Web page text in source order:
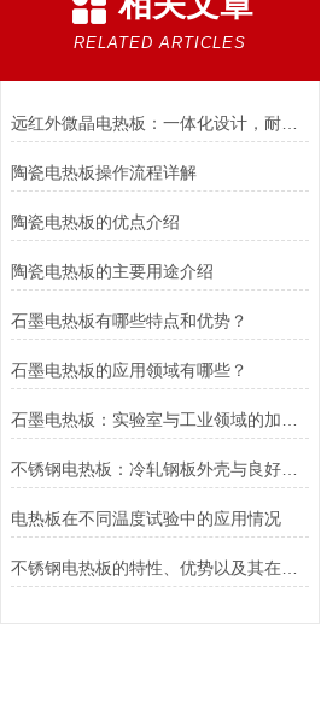
RELATED ARTICLES
远红外微晶电热板：一体化设计，耐腐蚀，高效便捷
陶瓷电热板操作流程详解
陶瓷电热板的优点介绍
陶瓷电热板的主要用途介绍
石墨电热板有哪些特点和优势？
石墨电热板的应用领域有哪些？
不锈钢电热板：冷轧钢板外壳与良好工艺铸就的加热利器
电热板在不同温度试验中的应用情况
不锈钢电热板的特性、优势以及其在多个领域中的广泛应用